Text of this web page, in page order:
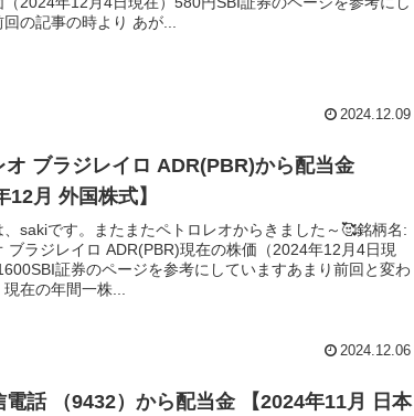
の記事の時より あが...
2024.12.09
オ ブラジレイロ ADR(PBR)から配当金
12月 外国株式】
、sakiです。またまたペトロレオからきました～🥰銘柄名:
ブラジレイロ ADR(PBR)現在の株価（2024年12月4日現
証券のページを参考にしていますあまり前回と変わ
在の年間一株...
2024.12.06
電話 （9432）から配当金 【2024年11月 日本